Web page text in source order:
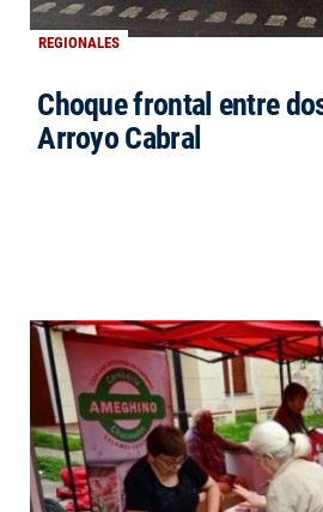
REGIONALES
Choque frontal entre
Arroyo Cabral